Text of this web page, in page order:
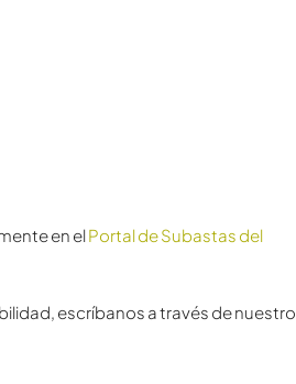
en elPortal de Subastas del
escríbanos a través de nuestro